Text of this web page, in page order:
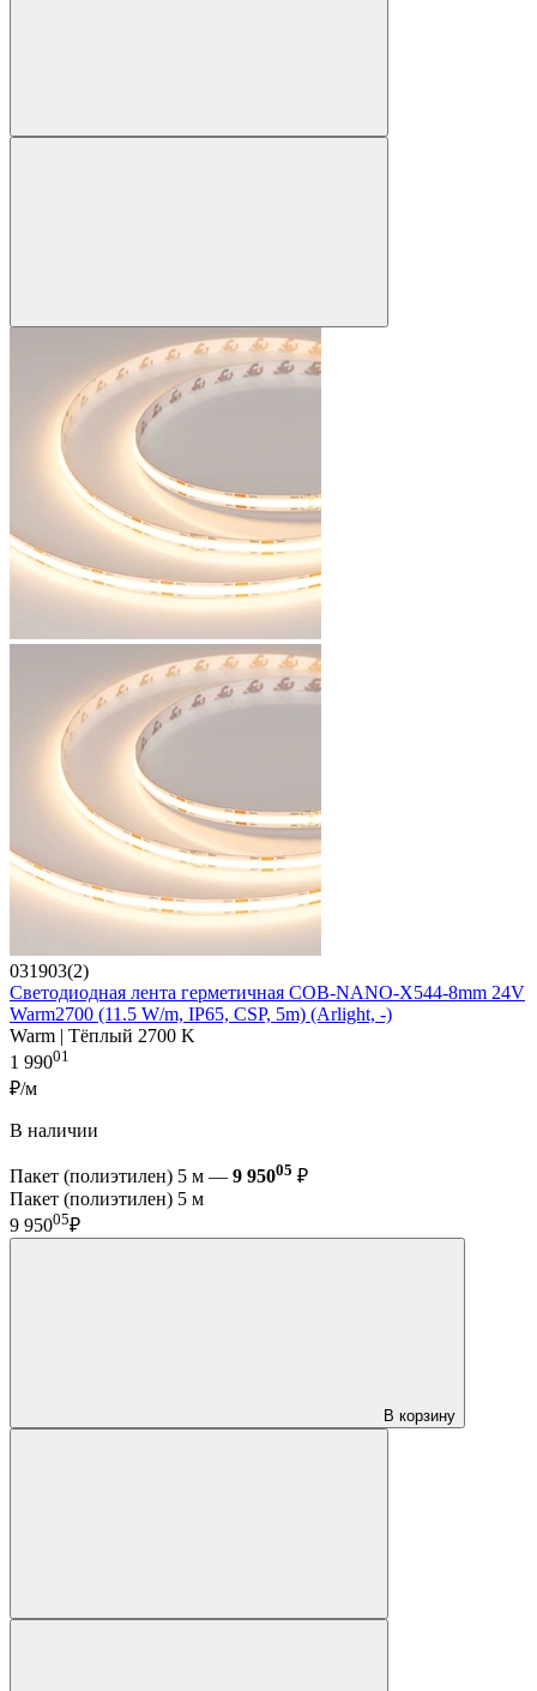
031903(2)
Светодиодная лента герметичная COB-NANO-X544-8mm 24V
Warm2700 (11.5 W/m, IP65, CSP, 5m) (Arlight, -)
Warm | Тёплый 2700 K
1 99001
₽/м
В наличии
Пакет (полиэтилен) 5 м — 9 95005 ₽
Пакет (полиэтилен) 5 м
9 95005₽
В корзину